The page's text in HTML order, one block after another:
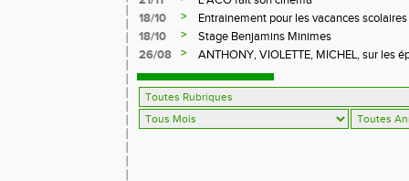
18/10
>
Entrainement pour les vacances scolaires
18/10
>
Stage Benjamins Minimes
26/08
>
ANTHONY, VIOLETTE, MICHEL, sur les